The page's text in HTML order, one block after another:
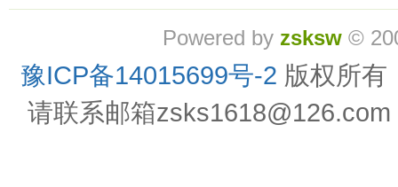
Powered by zsksw©
豫ICP备14015699号-2 版权所有
请联系邮箱